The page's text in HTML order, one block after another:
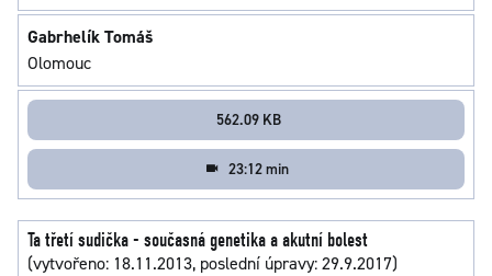
Gabrhelík Tomáš
Olomouc
562.09 KB
23:12 min
Ta třetí sudička - současná genetika a akutní bolest
(vytvořeno: 18.11.2013, poslední úpravy: 29.9.2017)